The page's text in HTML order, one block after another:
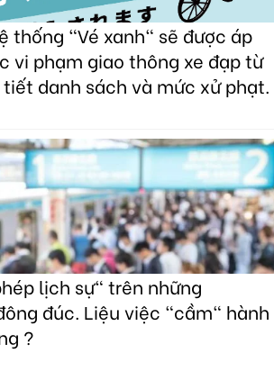
thống "Vé xanh" sẽ được áp
vi phạm giao thông xe đạp từ
danh sách và mức xử phạt.
lịch sự" trên những
đúc. Liệu việc "cầm" hành
?